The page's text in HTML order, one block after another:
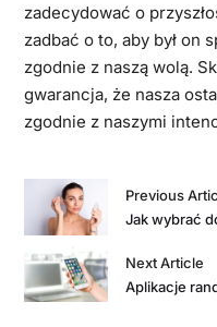
zadecydować o
zadbać o to, aby był on
zgodnie z naszą wolą.
gwarancja, że nasza
zgodnie z naszymi
Previous
Jak wybrać
Next Article
Aplikacje